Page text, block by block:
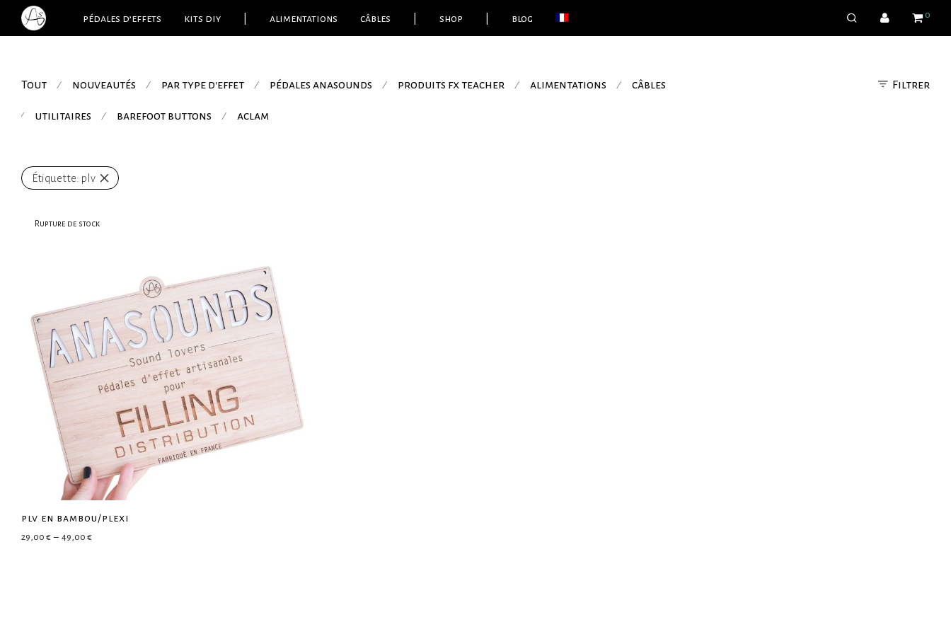
pédales d’effets kits diy alimentations câbles shop blog 0
Filtrer
Tout ⁄ nouveautés ⁄ par type d'effet ⁄ pédales anasounds ⁄ produits fx teacher ⁄ alimentations ⁄ câbles
⁄ utilitaires ⁄ barefoot buttons ⁄ aclam
Étiquette: plv
plv en bambou/plexi
29,00 € – 49,00 €Plage de prix : 29,00 € à 49,00 €